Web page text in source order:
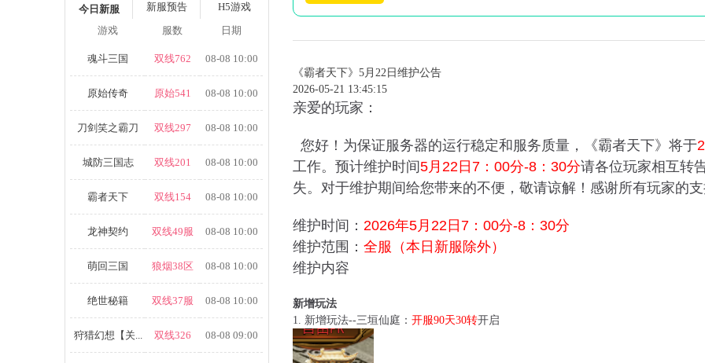
今日新服 新服预告
H5游戏
游戏
服数 日期
魂斗三国 双线762 08-08 10:00
原始传奇 原始541 08-08 10:00
刀剑笑之霸刀 双线297 08-08 10:00
城防三国志 双线201 08-08 10:00
霸者天下 双线154 08-08 10:00
龙神契约 双线49服 08-08 10:00
萌回三国 狼烟38区 08-08 10:00
绝世秘籍 双线37服 08-08 10:00
狩猎幻想【关... 双线326 08-08 09:00
《霸者天下》5月22日维护公告
2026-05-21 13:45:15
亲爱的玩家：
您好！为保证服务器的运行稳定和服务质量，《霸者天下》将于
工作。预计维护时间5月22日7：00分-8：30分请各位玩家相互转
失。对于维护期间给您带来的不便，敬请谅解！感谢所有玩家的
维护时间： 2026年5月22日7：00分-8：30分
维护范围： 全服（本日新服除外）
维护内容
新增玩法
1. 新增玩法--三垣仙庭： 开服90天30转开启